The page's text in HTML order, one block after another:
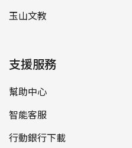
玉山文教
支援服務
幫助中心
智能客服
行動銀行下載